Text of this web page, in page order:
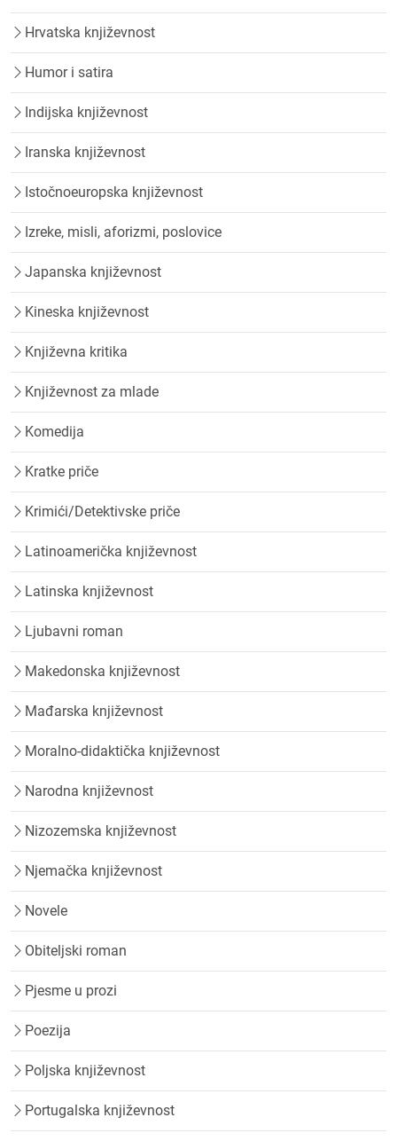
Hrvatska književnost
Humor i satira
Indijska književnost
Iranska književnost
Istočnoeuropska književnost
Izreke, misli, aforizmi, poslovice
Japanska književnost
Kineska književnost
Književna kritika
Književnost za mlade
Komedija
Kratke priče
Krimići/Detektivske priče
Latinoamerička književnost
Latinska književnost
Ljubavni roman
Makedonska književnost
Mađarska književnost
Moralno-didaktička književnost
Narodna književnost
Nizozemska književnost
Njemačka književnost
Novele
Obiteljski roman
Pjesme u prozi
Poezija
Poljska književnost
Portugalska književnost